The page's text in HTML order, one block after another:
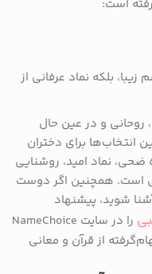
است:
بلکه نماد عرفانی از
روحانی و در عین حال
انتخاب‌ها برای دختران
نماد امید، روشنایی
است. همچنین اگر دوست
شوید، پیشنهاد
را در سایت NameChoice
از قرآن و معانی